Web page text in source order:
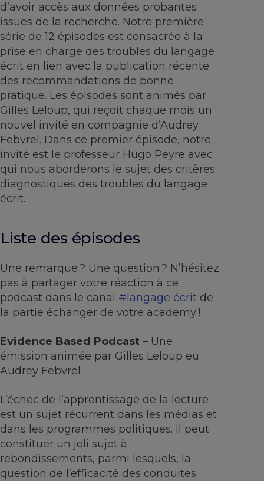
d’avoir accès aux données probantes
issues de la recherche. Notre première
série de 12 épisodes est consacrée à la
prise en charge des troubles du langage
écrit en lien avec la publication récente
des recommandations de bonne
pratique. Les épisodes sont animés par
Gilles Leloup, qui reçoit chaque mois un
nouvel invité en compagnie d’Audrey
Febvrel. Dans ce premier épisode, notre
invité est le professeur Hugo Peyre avec
qui nous aborderons le sujet des critères
diagnostiques des troubles du langage
écrit.
Liste des épisodes
Une remarque ? Une question ? N’hésitez
pas à partager votre réaction à ce
podcast dans le canal #langage écrit de
la partie échanger de votre academy !
Evidence Based Podcast – Une
émission animée par Gilles Leloup eu
Audrey Febvrel
L’échec de l’apprentissage de la lecture
est un sujet récurrent dans les médias et
dans les programmes politiques. Il peut
constituer un joli sujet à
rebondissements, parmi lesquels, la
question de l’efficacité des conduites